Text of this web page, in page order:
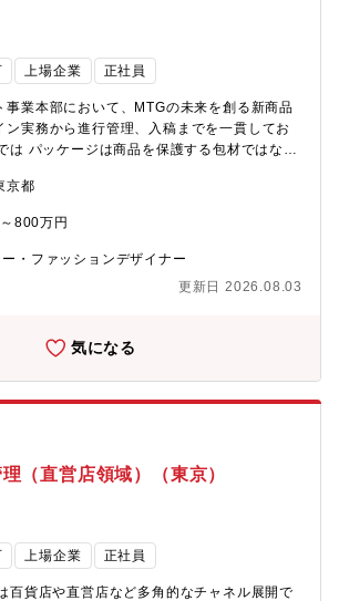
ォーム部 企画グループ（約10名）・働き
モート勤務制度を活用中【配属組織について
）】グローバルブランドコミュニケーション
通じて事業に貢献する」をミッションに、全
ンドコミュニケーション戦略を推進していま
バルプラットフォーム部は、社内外Webプラ
・運営と本部の企画管理業務を担い、日立ブ
】グローバルプラットフォーム部 企画グル
らの業務をAIで効率化するとともに、全社戦
ドコミュニケーション活動全体のAI高度化を
「ワン・カンパニー」経営を推進していま
当制度や寮・社宅制度等（詳細は勤務事業所
不安を解消する役割も果たしています。■育児
上場企業 正社員
事業本部において、MTGの未来を創る新商品
ン実務から進行管理、入稿までを一貫してお
は パッケージは商品を保護する包材ではな
取った瞬間の「感動」をデザインする重要な
具体的な業務内容】1. デザイン・クリエイテ
ージデザイン制作：商品の特性、ターゲット
イエンド層）、ブランドの世界観を汲み取っ
等）の作成・カンプ・モックアップ作成：立
・同梱物のデザイン：商品に付随するメッセ
用リボンなどのデザイン制作。・ビジュアル
イメージボード作成や、社内プレゼン用のデ
稿・クオリティ管理・入稿データチェック：
してもらった印刷工程を考慮した正確なデ
ン化、塗り足し、特色指定、版分け等）の
ち会い：印刷会社での色校正チェック、必要
いによる色の再現性確認。・品質担保：量産
クオリティの最終責任。・外装ダンボール箱
ィレクション・進行管理・スケジュール・進
せた制作スケジュールの逆算管理。・サプ
社や資材メーカーとの打ち合わせ。仕様の
法、形状）やコスト交渉。・コスト管理：予
京都
800万円
・ファッションデザイナー
更新日 2026.08.03
気になる
（直営店領域）（東京）
上場企業 正社員
百貨店や直営店など多角的なチャネル展開で